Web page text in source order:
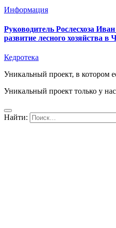
Информация
Руководитель Рослесхоза
развитие лесного хозяйства в
Кедротека
Уникальный проект, в котором
Уникальный проект только у нас
Найти: